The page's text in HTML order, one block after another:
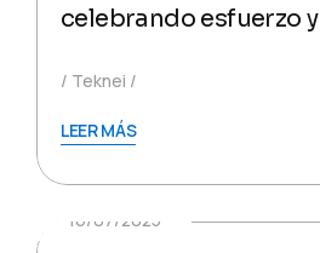
celebrando esfuerzo
Teknei
LEER MÁS
16/07/2025